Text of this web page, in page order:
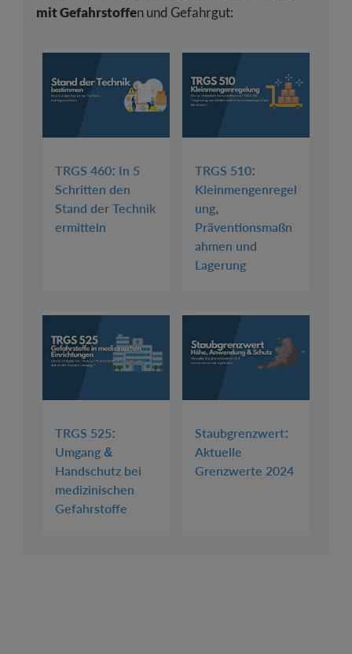
mit Gefahrstoffen und Gefahrgut:
TRGS 460: In 5
Schritten den
Stand der Technik
ermitteln
TRGS 510:
Kleinmengenregel
ung,
Präventionsmaßn
ahmen und
Lagerung
TRGS 525:
Umgang &
Handschutz bei
medizinischen
Gefahrstoffe
Staubgrenzwert:
Aktuelle
Grenzwerte 2024